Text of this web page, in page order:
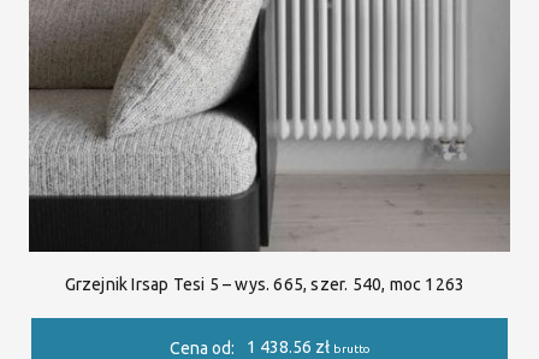
Grzejnik Irsap Tesi 5 – wys. 665, szer. 540, moc 1263
Cena od: 1 438.56 zł brutto